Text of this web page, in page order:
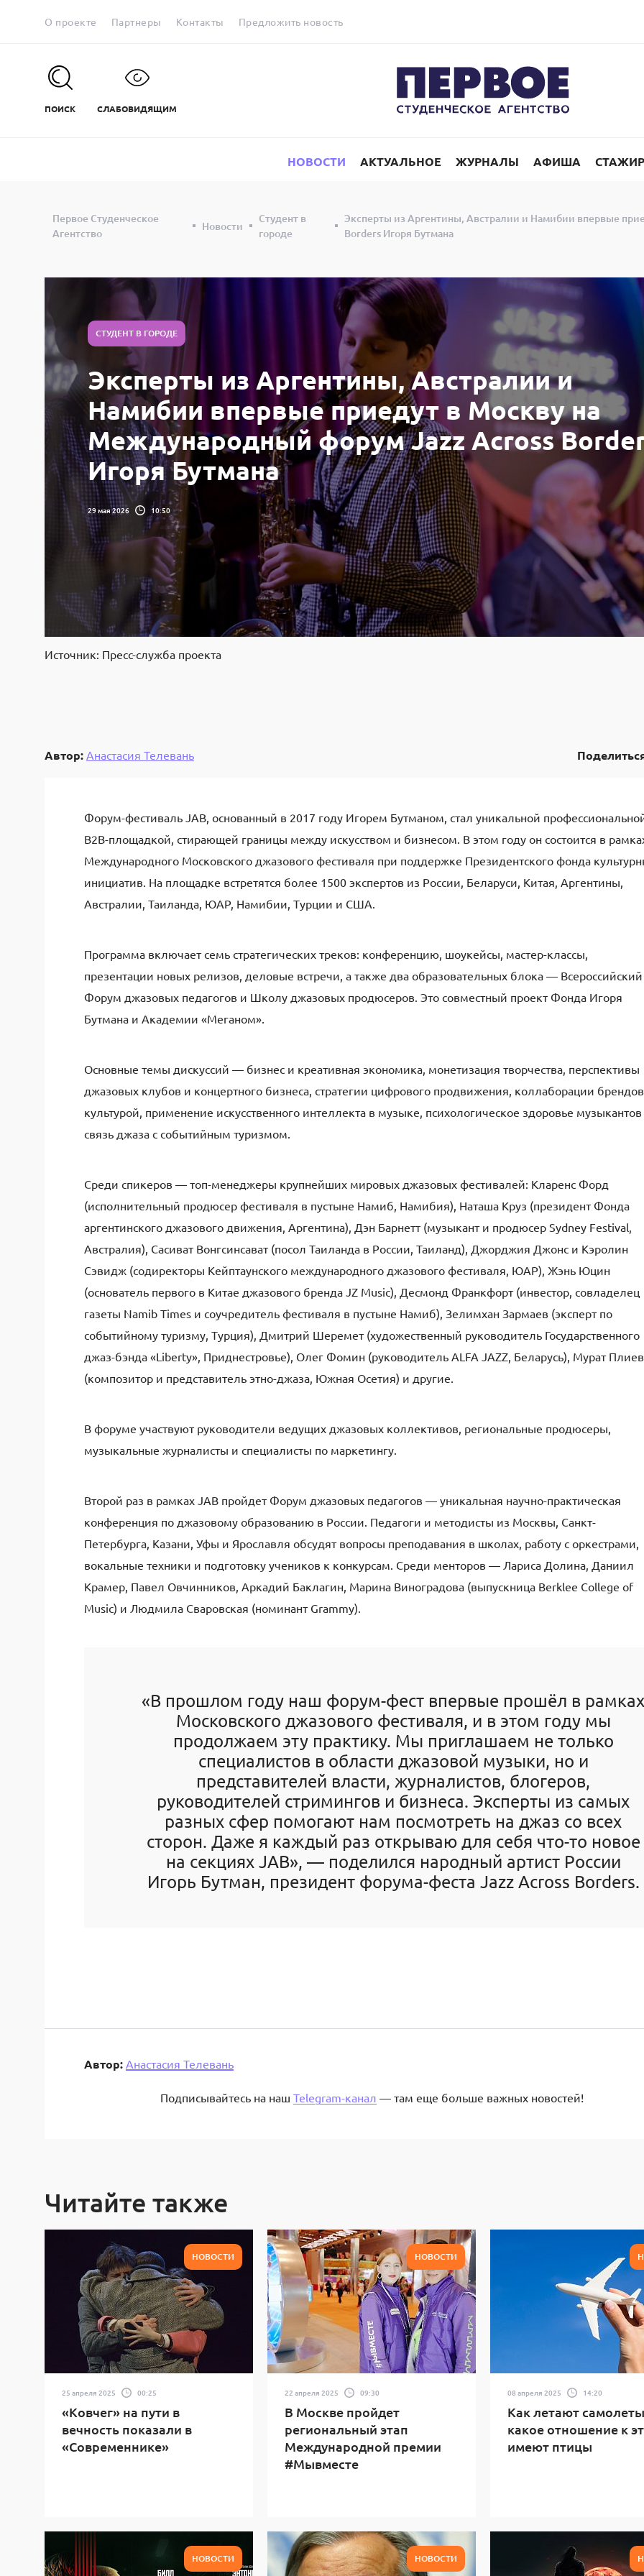
О проекте Партнеры Контакты Предложить новость
ПОИСК СЛАБОВИДЯЩИМ
НОВОСТИ АКТУАЛЬНОЕ ЖУРНАЛЫ АФИША
Первое Студенческое
Агентство
Новости
Студент в
городе
Эксперты из Аргентины, Австралии и Намибии впервые
Borders Игоря Бутмана
СТУДЕНТ В ГОРОДЕ
Эксперты из Аргентины, Австралии и
Намибии впервые приедут в Москву на
Международный форум Jazz Across
Игоря Бутмана
29 мая 2026 10:50
Источник: Пресс-служба проекта
Автор: Анастасия Телевань
Форум-фестиваль JAB, основанный в 2017 году Игорем Бутманом, стал уникальной
B2B-площадкой, стирающей границы между искусством и бизнесом. В этом году он состоится в
Международного Московского джазового фестиваля при поддержке Президентского фонда
инициатив. На площадке встретятся более 1500 экспертов из России, Беларуси, Китая, Аргентины,
Австралии, Таиланда, ЮАР, Намибии, Турции и США.
Программа включает семь стратегических треков: конференцию, шоукейсы, мастер-классы,
презентации новых релизов, деловые встречи, а также два образовательных блока — Всероссийский
Форум джазовых педагогов и Школу джазовых продюсеров. Это совместный проект Фонда Игоря
Бутмана и Академии «Меганом».
Основные темы дискуссий — бизнес и креативная экономика, монетизация творчества, перспективы
джазовых клубов и концертного бизнеса, стратегии цифрового продвижения, коллаборации
культурой, применение искусственного интеллекта в музыке, психологическое здоровье
связь джаза с событийным туризмом.
Среди спикеров — топ-менеджеры крупнейших мировых джазовых фестивалей: Кларенс Форд
(исполнительный продюсер фестиваля в пустыне Намиб, Намибия), Наташа Круз (президент Фонда
аргентинского джазового движения, Аргентина), Дэн Барнетт (музыкант и продюсер Sydney Festival,
Австралия), Сасиват Вонгсинсават (посол Таиланда в России, Таиланд), Джорджия Джонс и Кэролин
Сэвидж (содиректоры Кейптаунского международного джазового фестиваля, ЮАР), Жэнь Юцин
(основатель первого в Китае джазового бренда JZ Music), Десмонд Франкфорт (инвестор, совладелец
газеты Namib Times и соучредитель фестиваля в пустыне Намиб), Зелимхан Зармаев (эксперт по
событийному туризму, Турция), Дмитрий Шеремет (художественный руководитель Государственного
джаз-бэнда «Liberty», Приднестровье), Олег Фомин (руководитель ALFA JAZZ, Беларусь), Мурат Плиев
(композитор и представитель этно-джаза, Южная Осетия) и другие.
В форуме участвуют руководители ведущих джазовых коллективов, региональные продюсеры,
музыкальные журналисты и специалисты по маркетингу.
Второй раз в рамках JAB пройдет Форум джазовых педагогов — уникальная научно-практическая
конференция по джазовому образованию в России. Педагоги и методисты из Москвы, Санкт-
Петербурга, Казани, Уфы и Ярославля обсудят вопросы преподавания в школах, работу с оркестрами,
вокальные техники и подготовку учеников к конкурсам. Среди менторов — Лариса Долина, Даниил
Крамер, Павел Овчинников, Аркадий Баклагин, Марина Виноградова (выпускница Berklee College of
Music) и Людмила Сваровская (номинант Grammy).
«В прошлом году наш форум-фест впервые прошёл в рамках
Московского джазового фестиваля, и в этом году мы
продолжаем эту практику. Мы приглашаем не только
специалистов в области джазовой музыки, но и
представителей власти, журналистов, блогеров,
руководителей стримингов и бизнеса. Эксперты из самых
разных сфер помогают нам посмотреть на джаз со всех
сторон. Даже я каждый раз открываю для себя что-то новое
на секциях JAB», — поделился народный артист России
Игорь Бутман, президент форума-феста Jazz Across Borders.
Автор: Анастасия Телевань
Подписывайтесь на наш Telegram-канал — там еще больше важных новостей!
Читайте также
НОВОСТИ
25 апреля 2025 00:25
«Ковчег» на пути в
вечность показали в
«Современнике»
НОВОСТИ
22 апреля 2025 09:30
В Москве пройдет
региональный этап
Международной премии
#Мывместе
08 апреля 2025 14:20
Как летают
какое отношение к
имеют птицы
НОВОСТИ НОВОСТИ